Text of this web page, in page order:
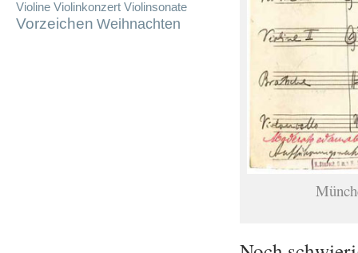
Violine Violinkonzert Violinsonate
Vorzeichen Weihnachten